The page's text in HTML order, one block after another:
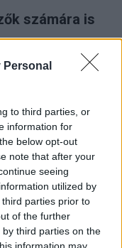
Personal
to third parties, or
information for
below opt-out
note that after your
seeing
utilized by
parties prior to
of the further
third parties on the
information may
számára is
rendszerét, és
A "Radiant"
néhány nap alatt
ki állítólag belső
amikor is a
brit bölcsődelánc